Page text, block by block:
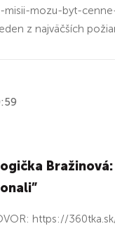
misii-mozu-byt-
z najväčších
https://